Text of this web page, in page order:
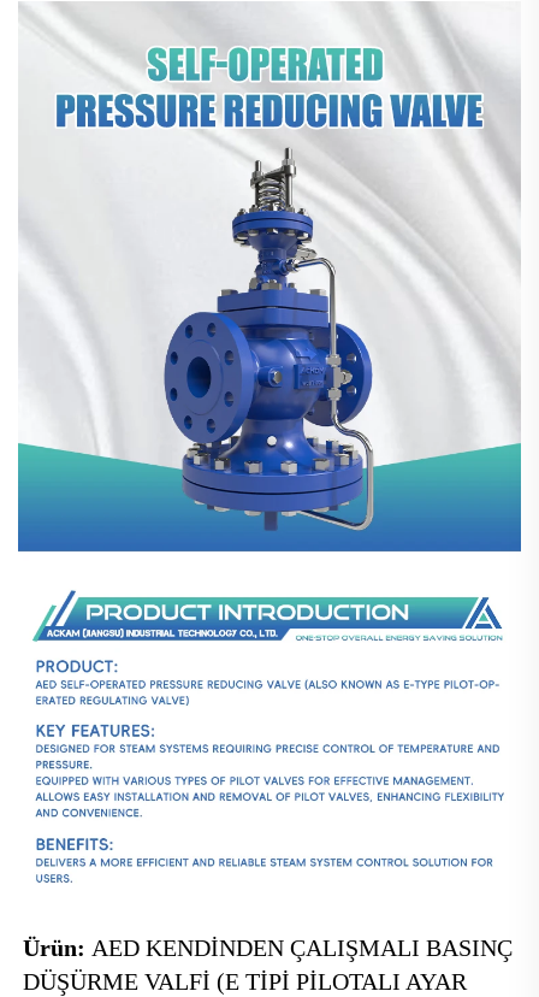
Ürün: AED KENDİNDEN ÇALIŞMALI BASINÇ
DÜŞÜRME VALFİ (E TİPİ PİLOTALI AYAR